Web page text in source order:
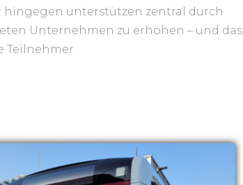
unterstützen zentral durch
Unternehmen zu erhöhen – und das
Teilnehmer.